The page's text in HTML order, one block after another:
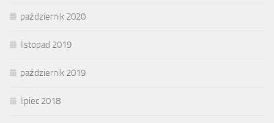
październik 2020
listopad 2019
październik 2019
lipiec 2018